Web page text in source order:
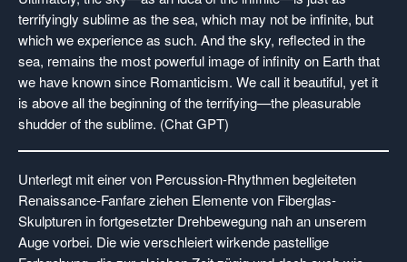
terrifyingly sublime as the sea, which may not be infinite, but
which we experience as such. And the sky, reflected in the
sea, remains the most powerful image of infinity on Earth that
we have known since Romanticism. We call it beautiful, yet it
is above all the beginning of the terrifying—the pleasurable
shudder of the sublime. (Chat GPT)
Unterlegt mit einer von Percussion-Rhythmen begleiteten
Renaissance-Fanfare ziehen Elemente von Fiberglas-
Skulpturen in fortgesetzter Drehbewegung nah an unserem
Auge vorbei. Die wie verschleiert wirkende pastellige